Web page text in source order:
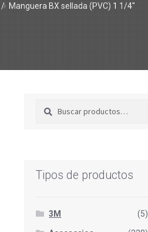
/ Manguera BX sellada (PVC) 1 1/4″
Buscar
Tipos de productos
3M (5)